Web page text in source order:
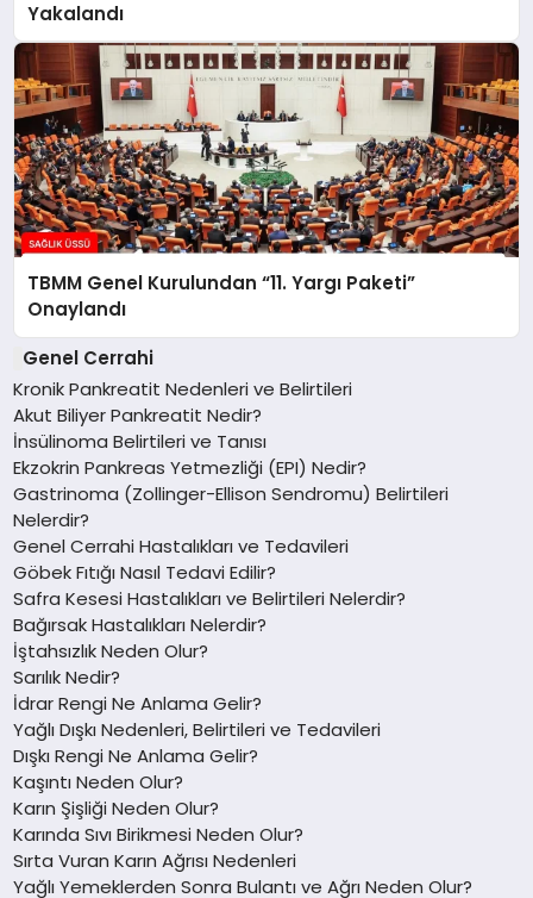
Yakalandı
TBMM Genel Kurulundan “11. Yargı Paketi”
Onaylandı
Genel Cerrahi
Kronik Pankreatit Nedenleri ve Belirtileri
Akut Biliyer Pankreatit Nedir?
İnsülinoma Belirtileri ve Tanısı
Ekzokrin Pankreas Yetmezliği (EPI) Nedir?
Gastrinoma (Zollinger-Ellison Sendromu) Belirtileri
Nelerdir?
Genel Cerrahi Hastalıkları ve Tedavileri
Göbek Fıtığı Nasıl Tedavi Edilir?
Safra Kesesi Hastalıkları ve Belirtileri Nelerdir?
Bağırsak Hastalıkları Nelerdir?
İştahsızlık Neden Olur?
Sarılık Nedir?
İdrar Rengi Ne Anlama Gelir?
Yağlı Dışkı Nedenleri, Belirtileri ve Tedavileri
Dışkı Rengi Ne Anlama Gelir?
Kaşıntı Neden Olur?
Karın Şişliği Neden Olur?
Karında Sıvı Birikmesi Neden Olur?
Sırta Vuran Karın Ağrısı Nedenleri
Yağlı Yemeklerden Sonra Bulantı ve Ağrı Neden Olur?